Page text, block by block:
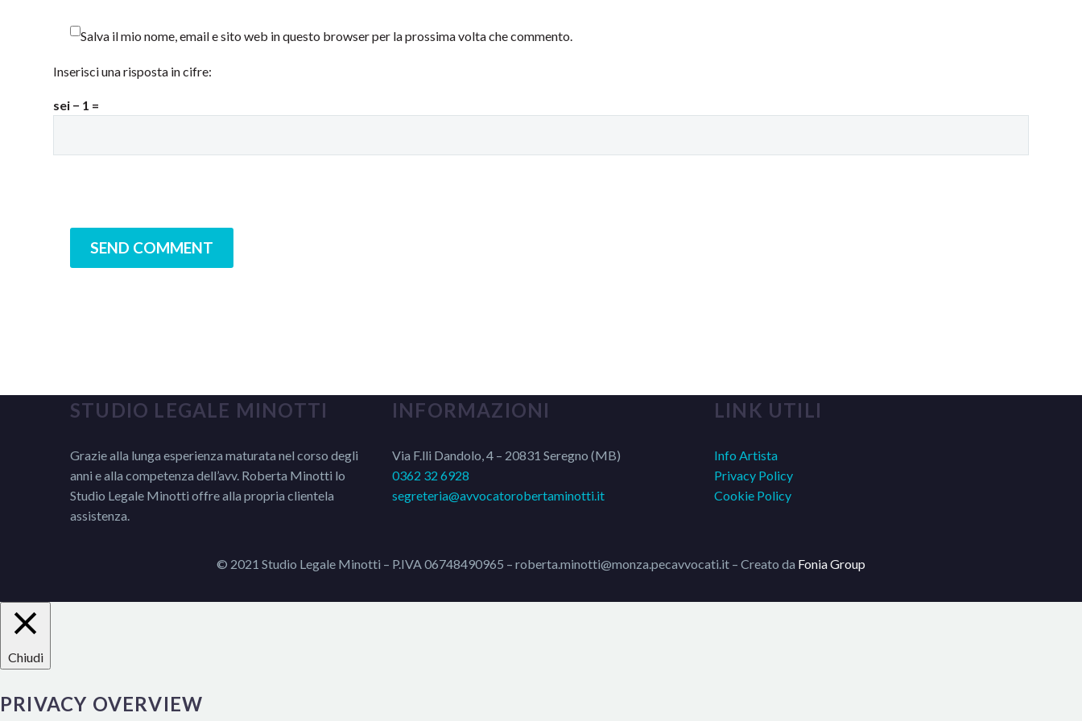
Salva il mio nome, email e sito web in questo browser per la prossima volta che commento.
Inserisci una risposta in cifre:
sei − 1 =
SEND COMMENT
STUDIO LEGALE MINOTTI
Grazie alla lunga esperienza maturata nel corso degli
anni e alla competenza dell’avv. Roberta Minotti lo
Studio Legale Minotti offre alla propria clientela
assistenza.
INFORMAZIONI
Via F.lli Dandolo, 4 – 20831 Seregno (MB)
0362 32 6928
segreteria@avvocatorobertaminotti.it
LINK UTILI
Info Artista
Privacy Policy
Cookie Policy
© 2021 Studio Legale Minotti – P.IVA 06748490965 – roberta.minotti@monza.pecavvocati.it – Creato da Fonia Group
Chiudi
PRIVACY OVERVIEW